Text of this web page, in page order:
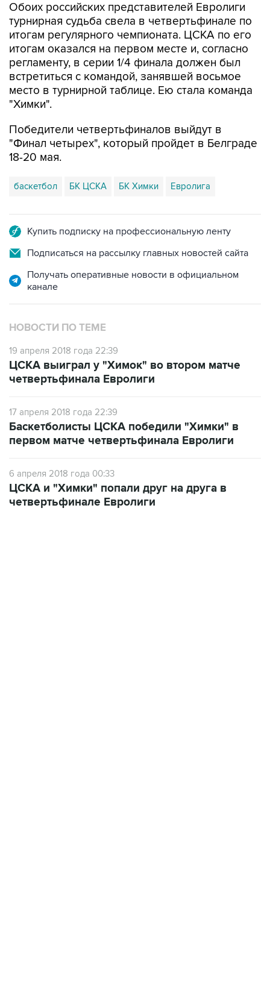
Обоих российских представителей Евролиги
турнирная судьба свела в четвертьфинале по
итогам регулярного чемпионата. ЦСКА по его
итогам оказался на первом месте и, согласно
регламенту, в серии 1/4 финала должен был
встретиться с командой, занявшей восьмое
место в турнирной таблице. Ею стала команда
"Химки".
Победители четвертьфиналов выйдут в
"Финал четырех", который пройдет в Белграде
18-20 мая.
баскетбол БК ЦСКА БК Химки Евролига
Купить подписку на профессиональную ленту
Подписаться на рассылку главных новостей сайта
Получать оперативные новости в официальном
канале
НОВОСТИ ПО ТЕМЕ
19 апреля 2018 года 22:39
ЦСКА выиграл у "Химок" во втором матче
четвертьфинала Евролиги
17 апреля 2018 года 22:39
Баскетболисты ЦСКА победили "Химки" в
первом матче четвертьфинала Евролиги
6 апреля 2018 года 00:33
ЦСКА и "Химки" попали друг на друга в
четвертьфинале Евролиги